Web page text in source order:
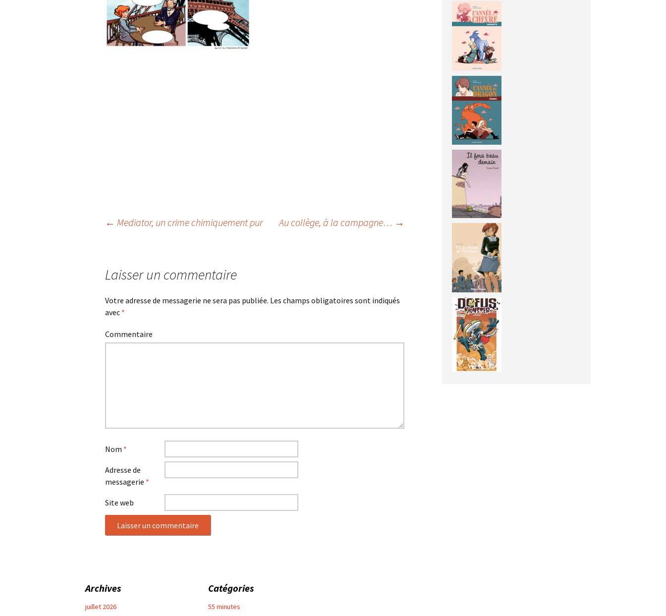
← Mediator, un crime chimiquement pur Au collège, à la campagne… →
Laisser un commentaire
Votre adresse de messagerie ne sera pas publiée. Les champs obligatoires sont indiqués
avec *
Commentaire
Nom *
Adresse de
messagerie *
Site web
Archives
juillet 2026
Catégories
55 minutes